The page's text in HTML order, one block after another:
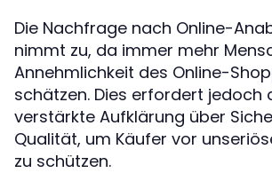
Die Nachfrage nach Online-
nimmt zu, da immer mehr
Annehmlichkeit des Online-
schätzen. Dies erfordert jedoch
verstärkte Aufklärung über
Qualität, um Käufer vor
zu schützen.